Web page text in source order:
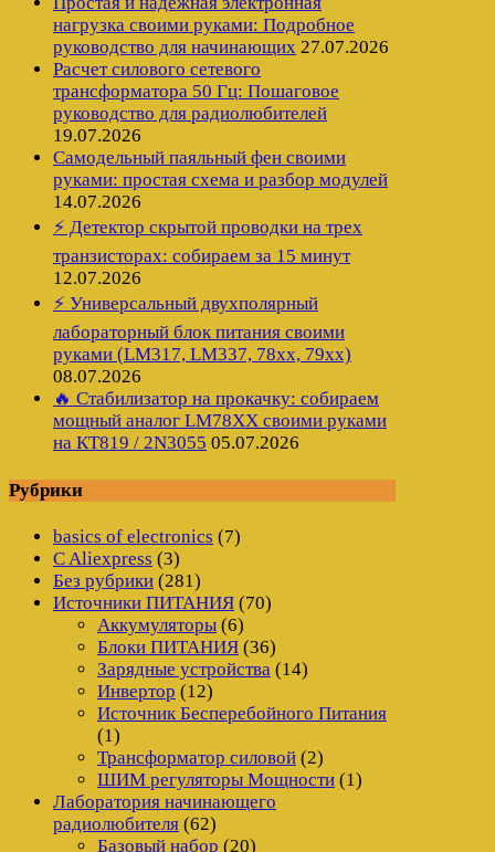
нагрузка своими руками: Подробное
руководство для начинающих 27.07.2026
Расчет силового сетевого
трансформатора 50 Гц: Пошаговое
руководство для радиолюбителей
19.07.2026
Самодельный паяльный фен своими
руками: простая схема и разбор модулей
14.07.2026
⚡ Детектор скрытой проводки на трех
транзисторах: собираем за 15 минут
12.07.2026
⚡ Универсальный двухполярный
лабораторный блок питания своими
руками (LM317, LM337, 78xx, 79xx)
08.07.2026
🔥 Стабилизатор на прокачку: собираем
мощный аналог LM78XX своими руками
на КТ819 / 2N3055 05.07.2026
Рубрики
basics of electronics (7)
C Aliexpress (3)
Без рубрики (281)
Источники ПИТАНИЯ (70)
Аккумуляторы (6)
Блоки ПИТАНИЯ (36)
Зарядные устройства (14)
Инвертор (12)
Источник Бесперебойного Питания
(1)
Трансформатор силовой (2)
ШИМ регуляторы Мощности (1)
Лаборатория начинающего
радиолюбителя (62)
Базовый набор (20)